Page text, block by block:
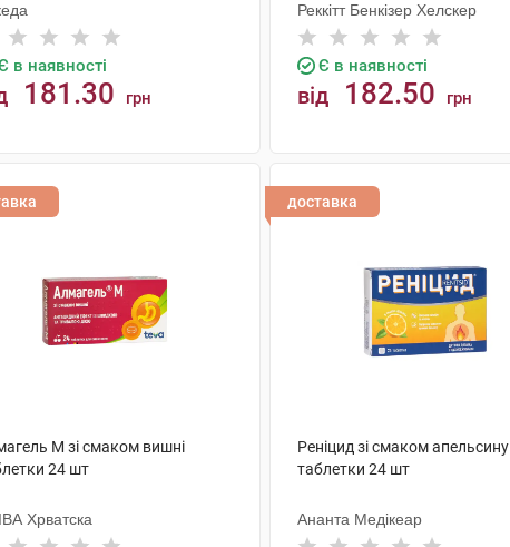
в наявності
181.30 грн
Реккітт Бенкізер Хелскер
Є в наявності
від 182.50 грн
M зі смаком вишні
24 шт
Хрватска
доставка
Реніцид зі смаком апельсину
таблетки 24 шт
Ананта Медікеар